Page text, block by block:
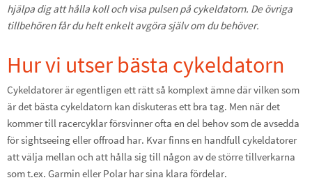
hjälpa dig att hålla koll och visa pulsen på cykeldatorn. De övriga
tillbehören får du helt enkelt avgöra själv om du behöver.
Hur vi utser bästa cykeldatorn
Cykeldatorer är egentligen ett rätt så komplext ämne där vilken som
är det bästa cykeldatorn kan diskuteras ett bra tag. Men när det
kommer till racercyklar försvinner ofta en del behov som de avsedda
för sightseeing eller offroad har. Kvar finns en handfull cykeldatorer
att välja mellan och att hålla sig till någon av de större tillverkarna
som t.ex. Garmin eller Polar har sina klara fördelar.